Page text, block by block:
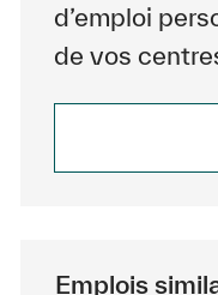
d’emploi
de vos
Emplois